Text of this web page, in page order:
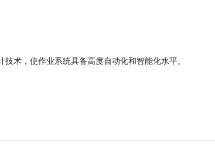
术，使作业系统具备高度自动化和智能化水平。